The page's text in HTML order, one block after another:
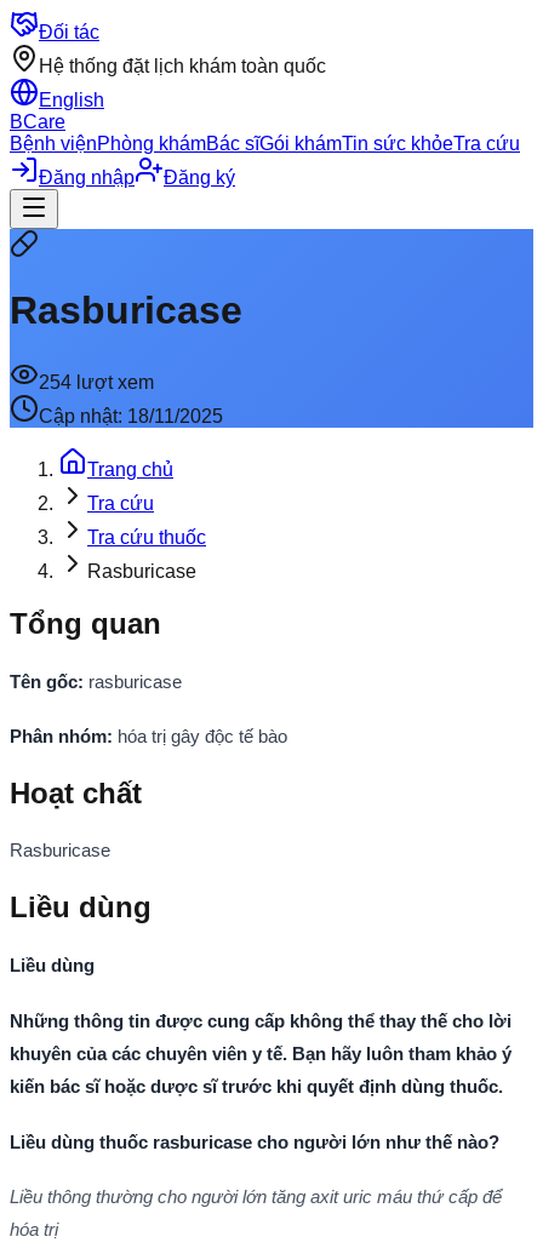
Đối tác
Hệ thống đặt lịch khám toàn quốc
English
BCare
Bệnh việnPhòng khámBác sĩGói khámTin sức khỏeTra cứu
Đăng nhập
Đăng ký
Rasburicase
254 lượt xem
Cập nhật: 18/11/2025
Trang chủ
Tra cứu
Tra cứu thuốc
Rasburicase
Tổng quan
Tên gốc: rasburicase
Phân nhóm: hóa trị gây độc tế bào
Hoạt chất
Rasburicase
Liều dùng
Liều dùng
Những thông tin được cung cấp không thể thay thế cho lời
khuyên của các chuyên viên y tế. Bạn hãy luôn tham khảo ý
kiến bác sĩ hoặc dược sĩ trước khi quyết định dùng thuốc.
Liều dùng thuốc rasburicase cho người lớn như thế nào?
Liều thông thường cho người lớn tăng axit uric máu thứ cấp để
hóa trị